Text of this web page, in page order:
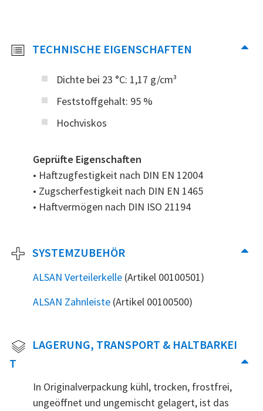
TECHNISCHE EIGENSCHAFTEN
Dichte bei 23 °C: 1,17 g/cm³
Feststoffgehalt: 95 %
Hochviskos
Geprüfte Eigenschaften
• Haftzugfestigkeit nach DIN EN 12004
• Zugscherfestigkeit nach DIN EN 1465
• Haftvermögen nach DIN ISO 21194
SYSTEMZUBEHÖR
ALSAN Verteilerkelle (Artikel 00100501)
ALSAN Zahnleiste (Artikel 00100500)
T
In Originalverpackung kühl, trocken, frostfrei,
ungeöffnet und ungemischt gelagert, ist das